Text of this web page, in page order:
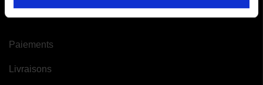
Paiements
Livraisons